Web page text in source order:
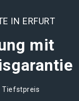
IN ERFURT
mit
Tiefstpreis